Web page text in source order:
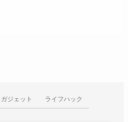
ガジェット ライフハック